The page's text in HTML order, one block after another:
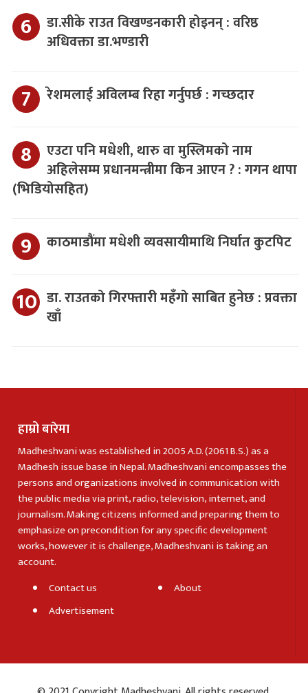
डा.सीके राउत विखण्डनकारी होइनन् : वरिष्ठ
अधिवक्ता डा.भण्डारी
रेशमलाई अविलम्ब रिहा गर्नुपर्छ : गच्छदार
एउटा पनि मधेशी, थारु वा मुस्लिमको नाम
अहिलेसम्म प्रधानमन्त्रीमा किन आएन ? : गगन थापा
(भिडियोसहित)
काठमाडौंमा मधेशी व्यवसायीमाथि निर्घात कुटपिट
डा. राउतको गिरफ्तारी महँगो साबित हुनेछ : प्रवक्ता
खाँ
हाम्रो बारेमा
Madheshvani was established in 2005 A.D. (2061 B.S.) as a
Madhesh issue base in Nepal. Madheshvani encompasses the
persons and organizations involved in communication with
the public media via print, radio, television, internet, and
journalism. Making citizens informed and preparing them to
emphasize on precondition for any specific development
works, however it is challenge, Madheshvani is taking an
account.
Contact us
About
Advertisement